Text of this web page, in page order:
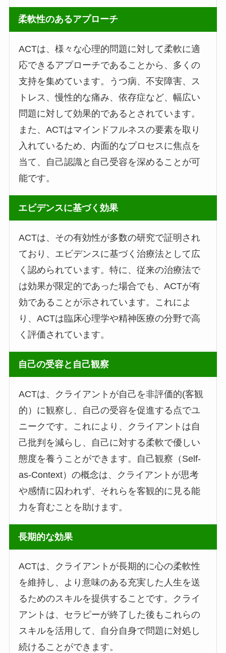
柔軟性のあるアプローチ
ACTは、様々な心理的問題に対して柔軟に適
応できるアプローチであることから、多くの
支持を集めています。うつ病、不安障害、ス
トレス、慢性的な痛み、依存症など、幅広い
問題に対して効果的であるとされています。
また、ACTはマインドフルネスの要素を取り
入れているため、内面的なプロセスに焦点を
当て、自己認識と自己受容を深めることが可
能です。
エビデンスに基づく効果
ACTは、その有効性が多数の研究で証明され
ており、エビデンスに基づく治療法として広
く認められています。特に、従来の治療法で
は効果が限定的であった場合でも、ACTが有
効であることが示されています。これによ
り、ACTは臨床心理学や精神医療の分野で高
く評価されています。
自己の受容と自己観察
ACTは、クライアントが自己を非評価的(客観
的）に観察し、自己の受容を促進する点でユ
ニークです。これにより、クライアントは自
己批判を減らし、自己に対する柔軟で優しい
態度を養うことができます。自己観察（Self-
as-Context）の概念は、クライアントが思考
や感情に囚われず、それらを客観的に見る能
力を育むことを助けます。
長期的な効果
ACTは、クライアントが長期的に心の柔軟性
を維持し、より意味のある充実した人生を送
るためのスキルを提供することです。クライ
アントは、セラピーが終了した後もこれらの
スキルを活用して、自分自身で問題に対処し
続けることができます。